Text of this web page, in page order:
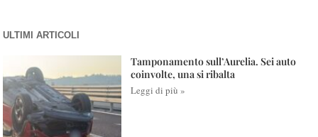
ULTIMI ARTICOLI
Tamponamento sull’Aurelia. Sei auto
coinvolte, una si ribalta
Leggi di più »